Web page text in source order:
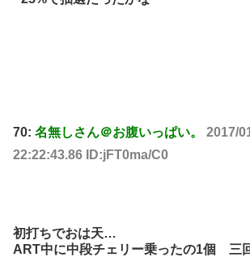
70: 名無しさん＠お腹いっぱい。
2017/
22:22:43.86 ID:jFT0ma/C0
初打ちでおは天…
ART中に中段チェリー乗ったの1個 三